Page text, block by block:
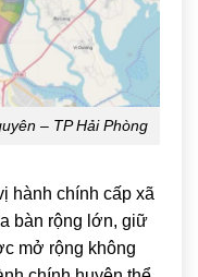
– TP Hải Phòng
hành chính cấp xã
bàn rộng lớn, giữ
mở rộng không